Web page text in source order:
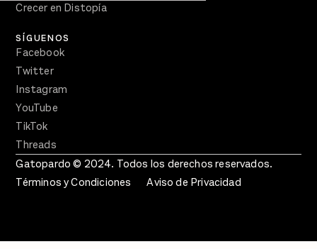
Crecer en Distopía
SÍGUENOS
Facebook
Twitter
Instagram
YouTube
TikTok
Threads
Gatopardo © 2024. Todos los derechos reservados.
Términos y Condiciones
Aviso de Privacidad